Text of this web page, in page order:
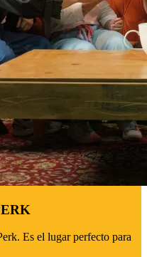
Es el lugar perfecto para